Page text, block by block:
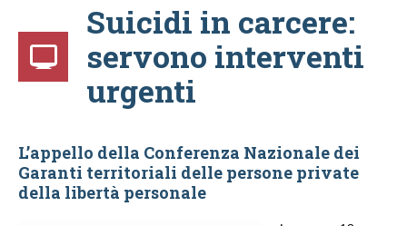
Suicidi in carcere:
servono interventi
urgenti
L’appello della Conferenza Nazionale dei
Garanti territoriali delle persone private
della libertà personale